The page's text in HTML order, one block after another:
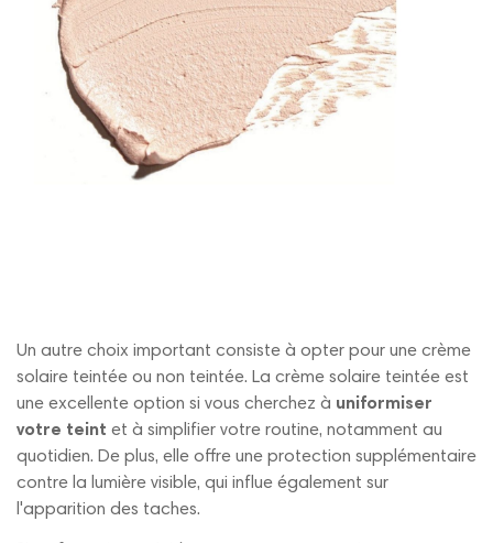
Un autre choix important consiste à opter pour une crème
solaire teintée ou non teintée. La crème solaire teintée est
une excellente option si vous cherchez à uniformiser
votre teint et à simplifier votre routine, notamment au
quotidien. De plus, elle offre une protection supplémentaire
contre la lumière visible, qui influe également sur
l'apparition des taches.